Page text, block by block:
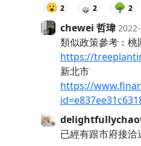
😮 2 2 🌳 2
chewei 哲瑋
類似政策參考：桃
https://
新北市
https://
已經有跟市府接洽